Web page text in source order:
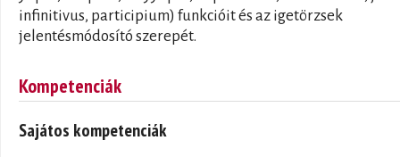
infinitivus, participium) funkcióit és az igetörzsek
jelentésmódosító szerepét.
Kompetenciák
Sajátos kompetenciák